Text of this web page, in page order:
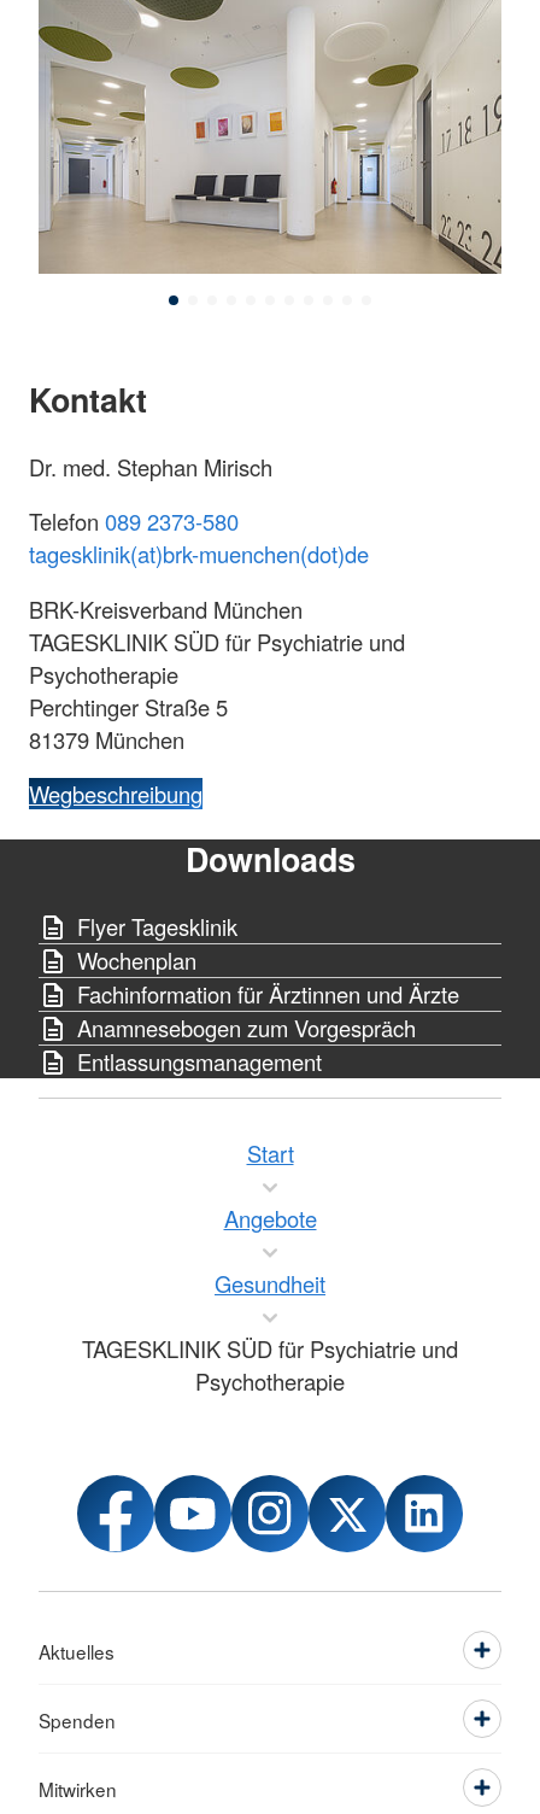
Kontakt
Dr. med. Stephan Mirisch
Telefon 089 2373-580
tagesklinik(at)brk-muenchen(dot)de
BRK-Kreisverband München
TAGESKLINIK SÜD für Psychiatrie und
Psychotherapie
Perchtinger Straße 5
81379 München
Wegbeschreibung
Downloads
Flyer Tagesklinik
Wochenplan
Fachinformation für Ärztinnen und Ärzte
Anamnesebogen zum Vorgespräch
Entlassungsmanagement
Start
Angebote
Gesundheit
TAGESKLINIK SÜD für Psychiatrie und
Psychotherapie
Aktuelles
Spenden
Mitwirken